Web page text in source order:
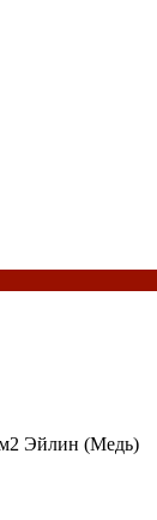
Эйлин (Медь)